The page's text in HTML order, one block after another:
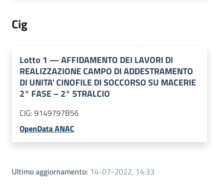
Cig
Lotto 1 —AFFIDAMENTO DEI LAVORI DI
REALIZZAZIONE CAMPO DI ADDESTRAMENTO
DI UNITA' CINOFILE DI SOCCORSO SU MACERIE
2° FASE – 2° STRALCIO
CIG:9149797B56
OpenData ANAC
Ultimo aggiornamento: 14-07-2022, 14:33